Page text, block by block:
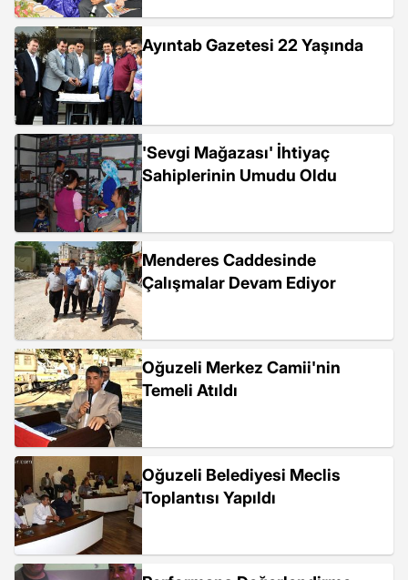
Ayıntab Gazetesi 22 Yaşında
'Sevgi Mağazası' İhtiyaç
Sahiplerinin Umudu Oldu
Menderes Caddesinde
Çalışmalar Devam Ediyor
Oğuzeli Merkez Camii'nin
Temeli Atıldı
Oğuzeli Belediyesi Meclis
Toplantısı Yapıldı